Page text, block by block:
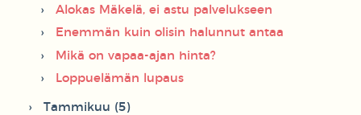
Alokas Mäkelä, ei astu palvelukseen
Enemmän kuin olisin halunnut antaa
Mikä on vapaa-ajan hinta?
Loppuelämän lupaus
Tammikuu (5)